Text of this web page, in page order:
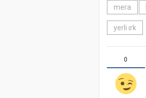
mera
yerli ırk
0